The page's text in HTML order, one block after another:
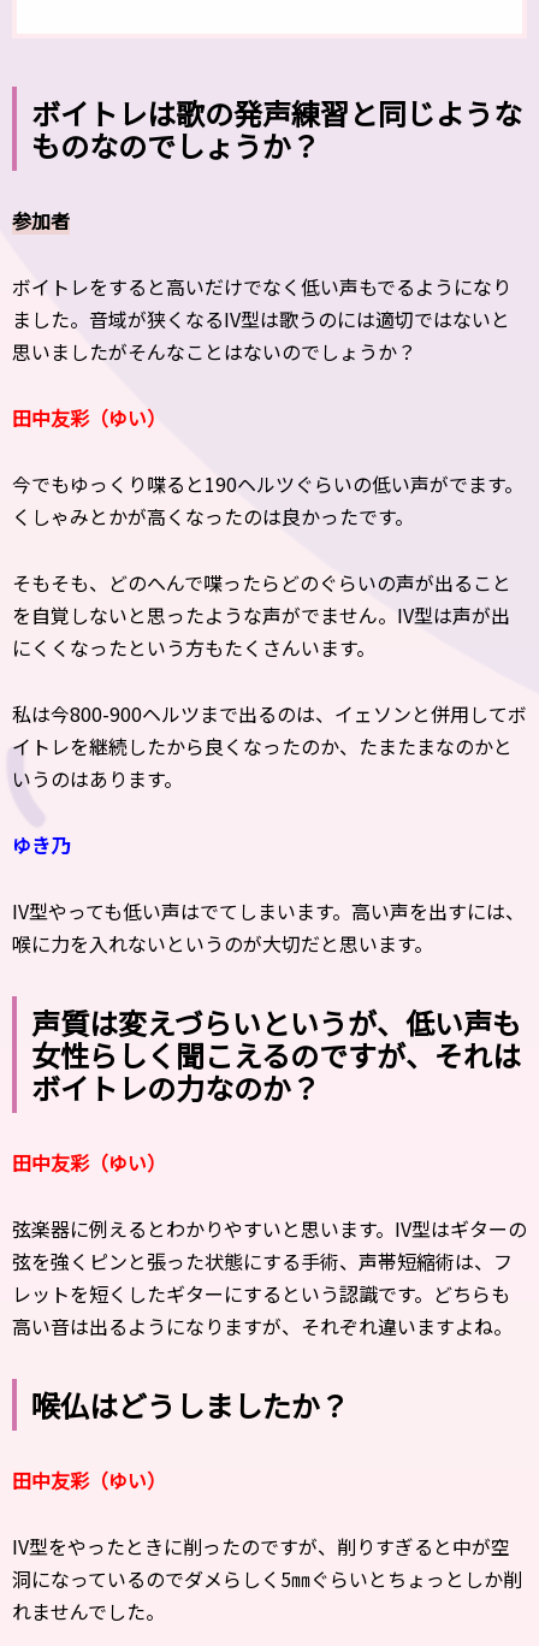
ボイトレは歌の発声練習と同じような
ものなのでしょうか？
参加者
ボイトレをすると高いだけでなく低い声もでるようになり
ました。音域が狭くなるIV型は歌うのには適切ではないと
思いましたがそんなことはないのでしょうか？
田中友彩（ゆい）
今でもゆっくり喋ると190ヘルツぐらいの低い声がでます。
くしゃみとかが高くなったのは良かったです。
そもそも、どのへんで喋ったらどのぐらいの声が出ること
を自覚しないと思ったような声がでません。IV型は声が出
にくくなったという方もたくさんいます。
私は今800-900ヘルツまで出るのは、イェソンと併用してボ
イトレを継続したから良くなったのか、たまたまなのかと
いうのはあります。
ゆき乃
IV型やっても低い声はでてしまいます。高い声を出すには、
喉に力を入れないというのが大切だと思います。
声質は変えづらいというが、低い声も
女性らしく聞こえるのですが、それは
ボイトレの力なのか？
田中友彩（ゆい）
弦楽器に例えるとわかりやすいと思います。IV型はギターの
弦を強くピンと張った状態にする手術、声帯短縮術は、フ
レットを短くしたギターにするという認識です。どちらも
高い音は出るようになりますが、それぞれ違いますよね。
喉仏はどうしましたか？
田中友彩（ゆい）
IV型をやったときに削ったのですが、削りすぎると中が空
洞になっているのでダメらしく5㎜ぐらいとちょっとしか削
れませんでした。